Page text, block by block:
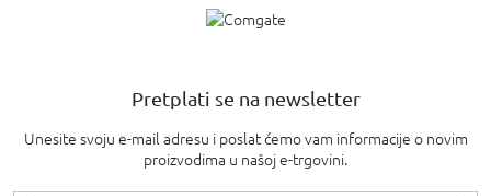
Pretplati se na newsletter
Unesite svoju e-mail adresu i poslat ćemo vam informacije o novim
proizvodima u našoj e-trgovini.